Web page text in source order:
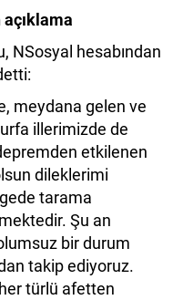
NSosyal hesabından
meydana gelen ve
illerimizde de
etkilenen
dileklerimi
tarama
Şu an
bir durum
takip ediyoruz.
türlü afetten